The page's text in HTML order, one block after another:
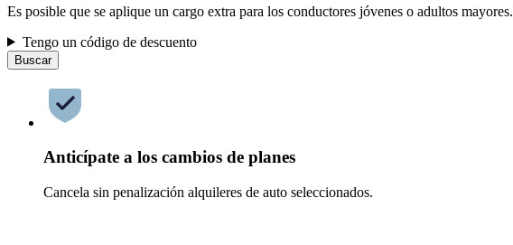
Es posible que se aplique un cargo extra para los conductores jóvenes o adultos mayores.
Tengo un código de descuento
Buscar
Anticípate a los cambios de planes
Cancela sin penalización alquileres de auto seleccionados.